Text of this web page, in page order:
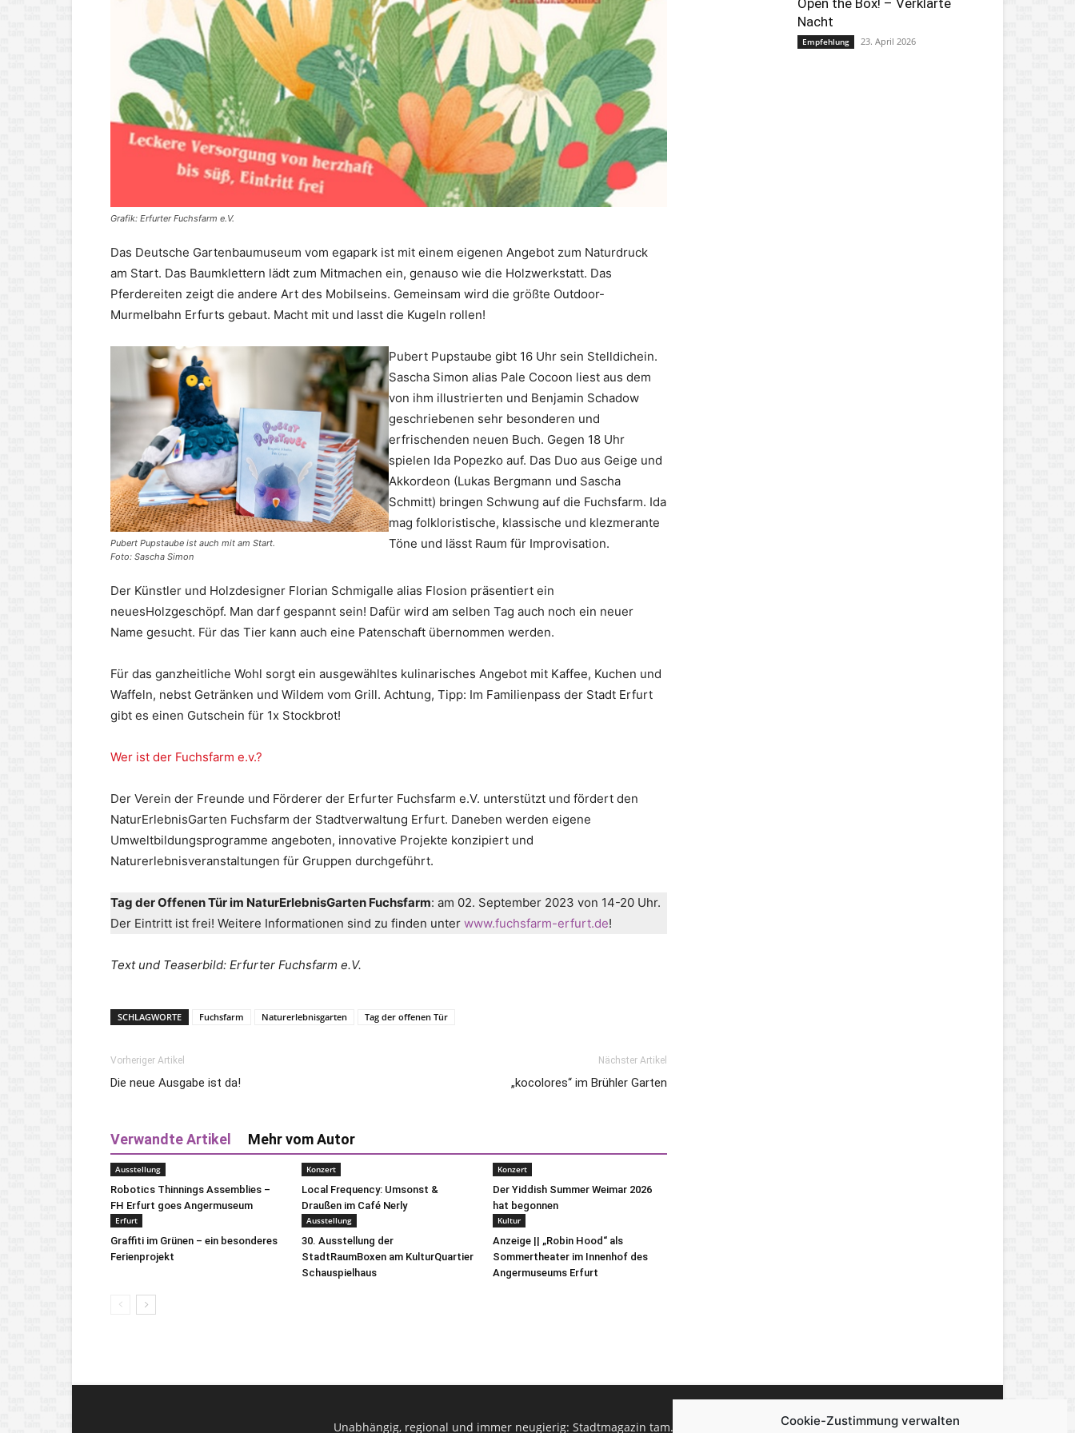
Cookie-Zustimmung verwalten
Grafik: Erfurter Fuchsfarm e.V.
Das Deutsche Gartenbaumuseum vom egapark ist mit einem eigenen Angebot zum Naturdruck
am Start. Das Baumklettern lädt zum Mitmachen ein, genauso wie die Holzwerkstatt. Das
Pferdereiten zeigt die andere Art des Mobilseins. Gemeinsam wird die größte Outdoor-
Murmelbahn Erfurts gebaut. Macht mit und lasst die Kugeln rollen!
Pubert Pupstaube ist auch mit am Start.
Foto: Sascha Simon
Pubert Pupstaube gibt 16 Uhr sein Stelldichein.
Sascha Simon alias Pale Cocoon liest aus dem
von ihm illustrierten und Benjamin Schadow
geschriebenen sehr besonderen und
erfrischenden neuen Buch. Gegen 18 Uhr
spielen Ida Popezko auf. Das Duo aus Geige und
Akkordeon (Lukas Bergmann und Sascha
Schmitt) bringen Schwung auf die Fuchsfarm. Ida
mag folkloristische, klassische und klezmerante
Töne und lässt Raum für Improvisation.
Der Künstler und Holzdesigner Florian Schmigalle alias Flosion präsentiert ein
neuesHolzgeschöpf. Man darf gespannt sein! Dafür wird am selben Tag auch noch ein neuer
Name gesucht. Für das Tier kann auch eine Patenschaft übernommen werden.
Für das ganzheitliche Wohl sorgt ein ausgewähltes kulinarisches Angebot mit Kaffee, Kuchen und
Waffeln, nebst Getränken und Wildem vom Grill. Achtung, Tipp: Im Familienpass der Stadt Erfurt
gibt es einen Gutschein für 1x Stockbrot!
Wer ist der Fuchsfarm e.v.?
Der Verein der Freunde und Förderer der Erfurter Fuchsfarm e.V. unterstützt und fördert den
NaturErlebnisGarten Fuchsfarm der Stadtverwaltung Erfurt. Daneben werden eigene
Umweltbildungsprogramme angeboten, innovative Projekte konzipiert und
Naturerlebnisveranstaltungen für Gruppen durchgeführt.
Tag der Offenen Tür im NaturErlebnisGarten Fuchsfarm: am 02. September 2023 von 14-20 Uhr.
Der Eintritt ist frei! Weitere Informationen sind zu finden unter www.fuchsfarm-erfurt.de!
Text und Teaserbild: Erfurter Fuchsfarm e.V.
SCHLAGWORTE Fuchsfarm Naturerlebnisgarten Tag der offenen Tür
Vorheriger Artikel
Die neue Ausgabe ist da!
Nächster Artikel
„kocolores“ im Brühler Garten
Verwandte Artikel Mehr vom Autor
Ausstellung
Robotics Thinnings Assemblies –
FH Erfurt goes Angermuseum
Konzert
Local Frequency: Umsonst &
Draußen im Café Nerly
Konzert
Der Yiddish Summer Weimar 2026
hat begonnen
Erfurt
Graffiti im Grünen – ein besonderes
Ferienprojekt
Ausstellung
30. Ausstellung der
StadtRaumBoxen am KulturQuartier
Schauspielhaus
Kultur
Anzeige || „Robin Hood“ als
Sommertheater im Innenhof des
Angermuseums Erfurt
Open the Box! – Verklärte
Nacht
Empfehlung 23. April 2026
Unabhängig, regional und immer neugierig: Stadtmagazin tam.tam informiert, berichtet und unterhält — über alles,